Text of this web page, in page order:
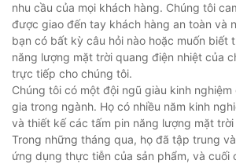
nhu cầu của mọi khách hàng. Chúng tôi
được giao đến tay khách hàng an toàn và
bạn có bất kỳ câu hỏi nào hoặc muốn biết
năng lượng mặt trời quang điện nhiệt của
trực tiếp cho chúng tôi.
Chúng tôi có một đội ngũ giàu kinh nghiệm
gia trong ngành. Họ có nhiều năm kinh
và thiết kế các tấm pin năng lượng mặt
Trong những tháng qua, họ đã tập trung
ứng dụng thực tiễn của sản phẩm, và cuối